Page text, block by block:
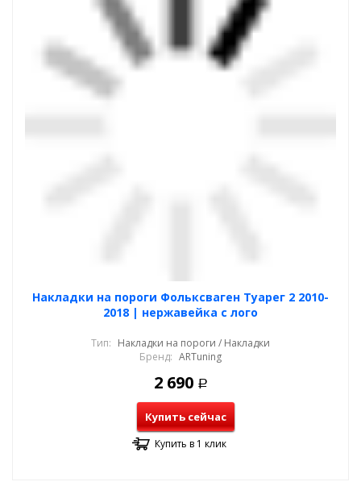
Накладки на пороги Фольксваген Туарег 2 2010-
2018 | нержавейка с лого
Тип: Накладки на пороги / Накладки
Бренд: ARTuning
2 690 Р
Купить сейчас
Купить в 1 клик